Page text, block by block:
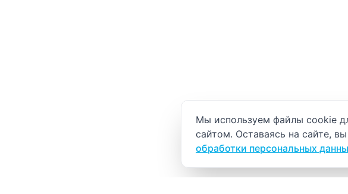
Уведомление об
Мы используем файлы cookie
сайтом. Оставаясь на сайте,
обработки персональных